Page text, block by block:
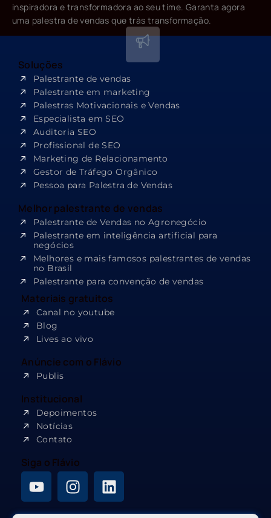
inspiradora e transformadora ao seu time. Garanta agora
uma palestra de vendas que trás transformação.
Soluções
Palestrante de vendas
Palestrante em marketing
Palestras Motivacionais e Vendas
Especialista em SEO​
Auditoria SEO
Profissional de SEO
Marketing de Relacionamento
Gestor de Tráfego Orgânico
Pessoa para Palestra de Vendas
Melhor palestrante de vendas
Palestrante de Vendas no Agronegócio
Palestrante em inteligência artificial para
negócios
Melhores e mais famosos palestrantes de vendas
no Brasil
Palestrante para convenção de vendas
Materiais gratuitos
Canal no youtube
Blog
Lives ao vivo
Anúncie com o Flávio
Publis
Institucional
Depoimentos
Notícias
Contato
Siga o Flávio